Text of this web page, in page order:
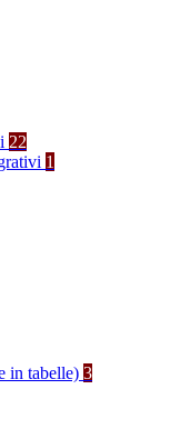
22
1
in tabelle) 3